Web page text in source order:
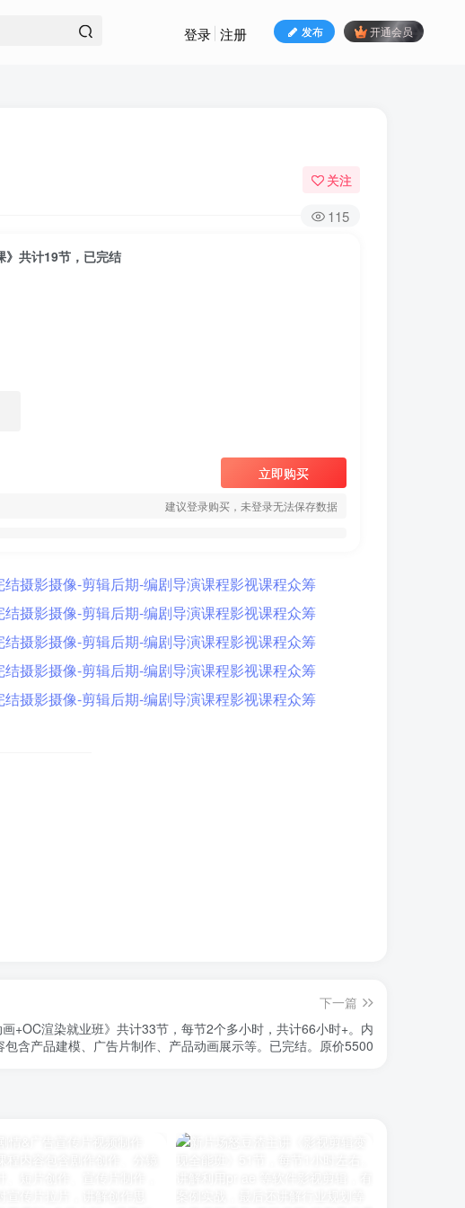
发布 开通会员
登录 注册
关注
115
》共计19节，已完结
立即购买
建议登录购买，未登录无法保存数据
下一篇
+OC渲染就业班》共计33节，每节2个多小时，共计66小时+。内
包含产品建模、广告片制作、产品动画展示等。已完结。原价5500